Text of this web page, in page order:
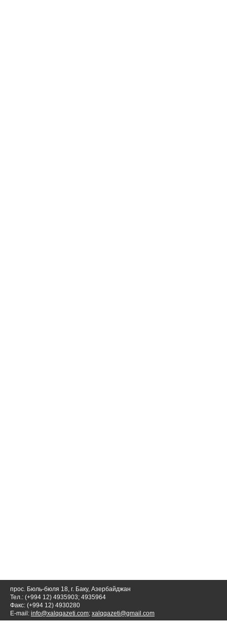
прос. Бюль-бюля 18, г. Баку, Азербайджан
Тел.: (+994 12) 4935903; 4935964
Факс: (+994 12) 4930280
E-mail: info@xalqqazeti.com; xalqqazeti@gmail.com